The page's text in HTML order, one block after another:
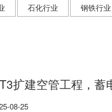
石化行业 钢铁行业
建空管工程，蓄
08-25